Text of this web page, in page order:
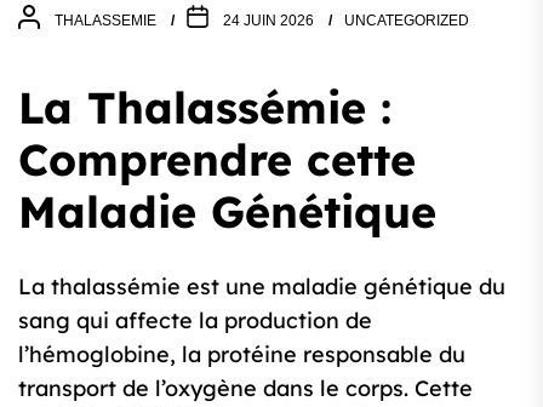
THALASSEMIE 24 JUIN 2026 UNCATEGORIZED
La Thalassémie :
Comprendre cette
Maladie Génétique
La thalassémie est une maladie génétique du
sang qui affecte la production de
l’hémoglobine, la protéine responsable du
transport de l’oxygène dans le corps. Cette